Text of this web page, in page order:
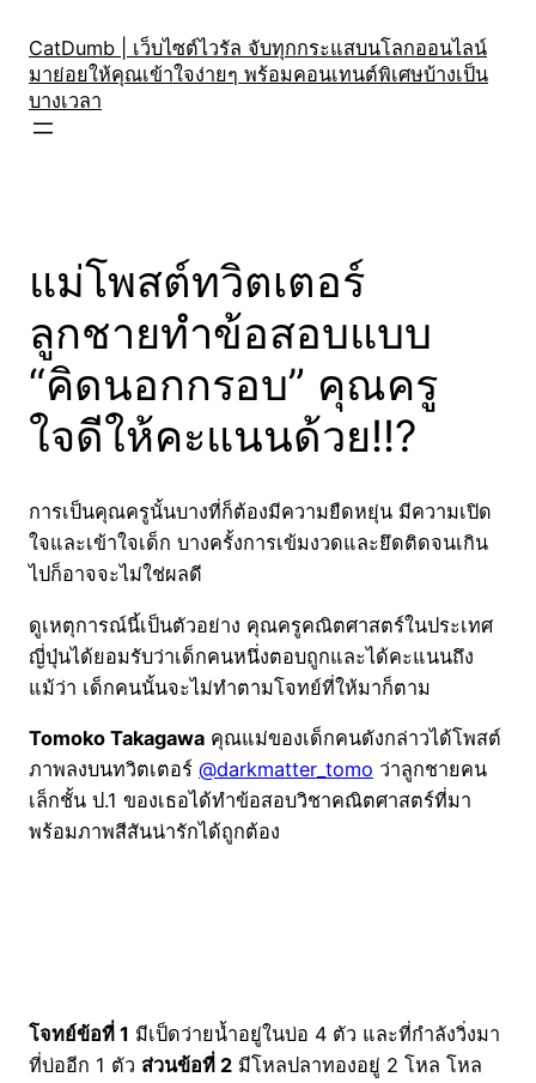
content
CatDumb | เว็บไซต์ไวรัล จับทุกกระแสบนโลกออนไลน์
มาย่อยให้คุณเข้าใจง่ายๆ พร้อมคอนเทนต์พิเศษบ้างเป็น
บางเวลา
แม่โพสต์ทวิตเตอร์
ลูกชายทำข้อสอบแบบ
“คิดนอกกรอบ” คุณครู
ใจดีให้คะแนนด้วย!!?
การเป็นคุณครูนั้นบางที่ก็ต้องมีความยืดหยุ่น มีความเปิด
ใจและเข้าใจเด็ก บางครั้งการเข้มงวดและยึดติดจนเกิน
ไปก็อาจจะไม่ใช่ผลดี
ดูเหตุการณ์นี้เป็นตัวอย่าง คุณครูคณิตศาสตร์ในประเทศ
ญี่ปุ่นได้ยอมรับว่าเด็กคนหนึ่งตอบถูกและได้คะแนนถึง
แม้ว่า เด็กคนนั้นจะไม่ทำตามโจทย์ที่ให้มาก็ตาม
Tomoko Takagawa คุณแม่ของเด็กคนดังกล่าวได้โพสต์
ภาพลงบนทวิตเตอร์ @darkmatter_tomo ว่าลูกชายคน
เล็กชั้น ป.1 ของเธอได้ทำข้อสอบวิชาคณิตศาสตร์ที่มา
พร้อมภาพสีสันน่ารักได้ถูกต้อง
โจทย์ข้อที่ 1 มีเป็ดว่ายน้ำอยู่ในบ่อ 4 ตัว และที่กำลังวิ่งมา
ที่บ่ออีก 1 ตัว ส่วนข้อที่ 2 มีโหลปลาทองอยู่ 2 โหล โหล